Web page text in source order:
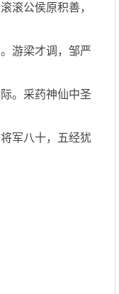
滚公侯原积善，
游梁才调，邹严
。采药神仙中圣
军八十，五经犹